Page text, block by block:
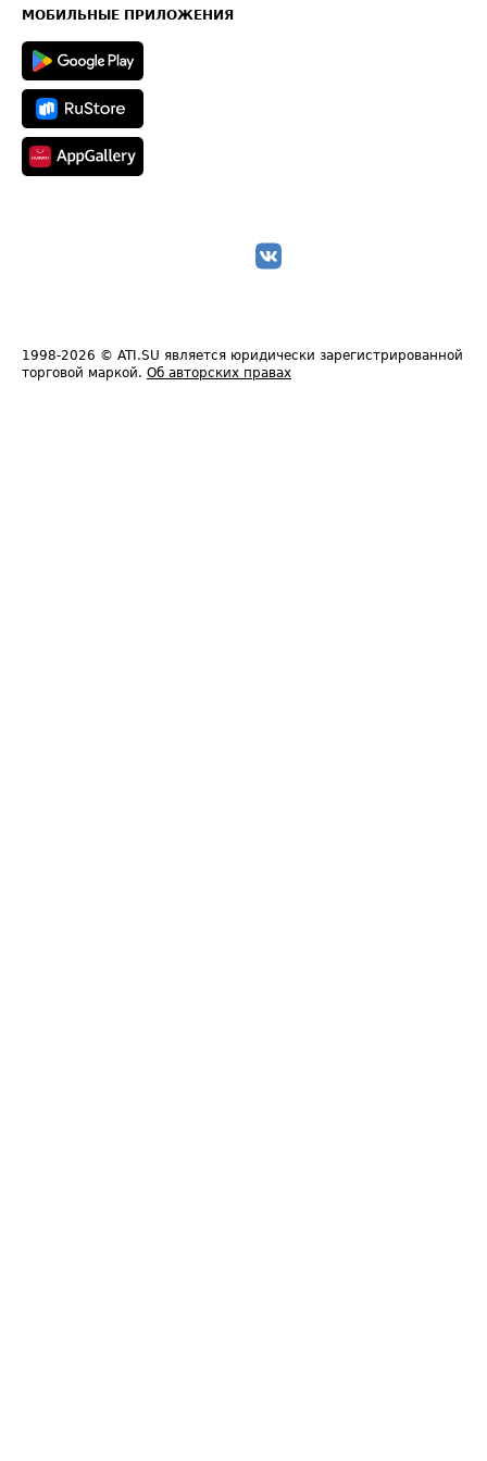
Техническая информация
МОБИЛЬНЫЕ ПРИЛОЖЕНИЯ
1998-2026 © ATI.SU является юридически зарегистрированной
торговой маркой. Об авторских правах